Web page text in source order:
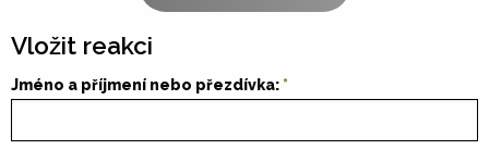
Vložit reakci
Jméno a příjmení nebo přezdívka: